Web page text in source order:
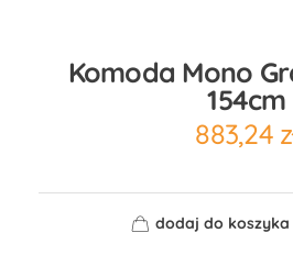
Komoda Mono
154cm
883,24
dodaj do koszyka